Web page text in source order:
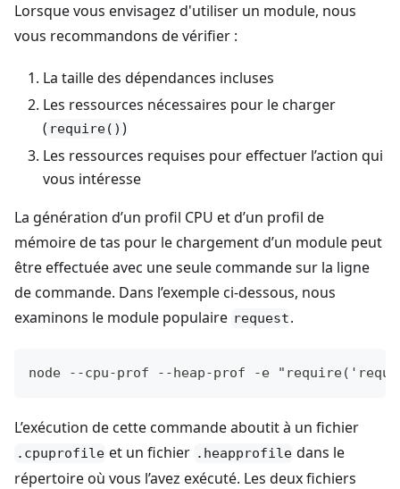
Lorsque vous envisagez d'utiliser un module, nous
vous recommandons de vérifier :
La taille des dépendances incluses
Les ressources nécessaires pour le charger
( require() )
Les ressources requises pour effectuer l’action qui
vous intéresse
La génération d’un profil CPU et d’un profil de
mémoire de tas pour le chargement d’un module peut
être effectuée avec une seule commande sur la ligne
de commande. Dans l’exemple ci-dessous, nous
examinons le module populaire request.
node --cpu-prof --heap-prof -e
L’exécution de cette commande aboutit à un fichier
.cpuprofile et un fichier .heapprofile dans le
répertoire où vous l’avez exécuté. Les deux fichiers